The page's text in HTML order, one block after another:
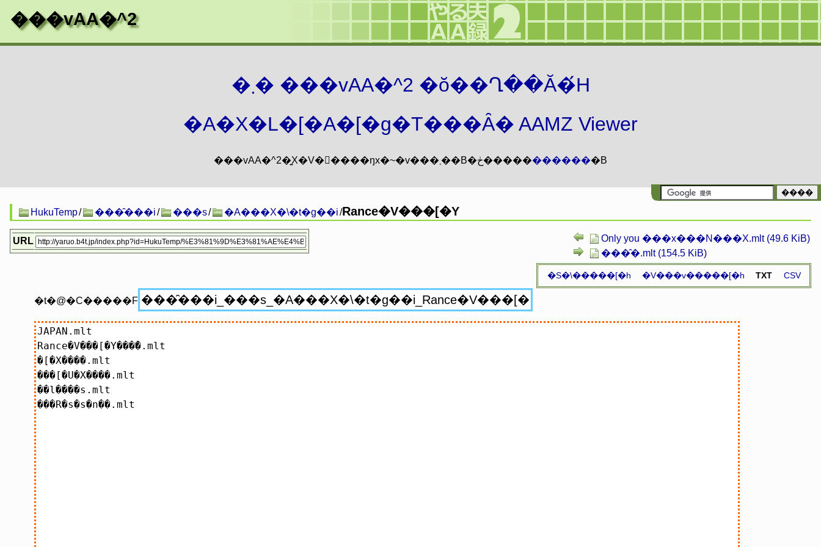
���vAA�^2
�܂� ���vAA�^2 �ŏ��Ղ��Ă�́H
�A�X�L�[�A�[�g�T���Ȃ� AAMZ Viewer
���vAA�^2�͍X�V�𖳊����ŋx�~�v���܂��B�ڂ������������B
HukuTemp/ ���̑���i/ ���s/ �A���X�\�t�g��i/Rance�V���[�Y
Only you ���x���N���X.mlt (49.6 KiB)
���̑�.mlt (154.5 KiB)
URL
�S�\�����[�h �V���v�����[�h TXT CSV
�t�@�C�����F